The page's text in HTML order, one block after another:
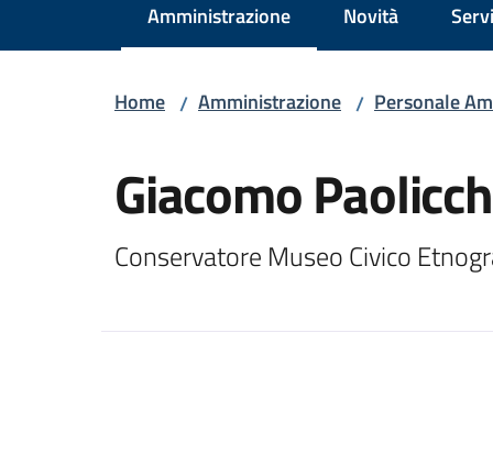
Amministrazione
Menu selezionato Novità
Home / Amministrazione / Personale
Giacomo
Conservatore Museo Civico